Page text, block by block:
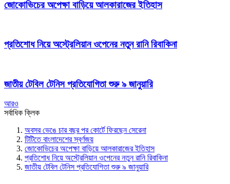
জোকোভিচের অপেক্ষা বাড়িয়ে আলকারাজের ইতিহাস
প্রতিশোধ নিয়ে অস্ট্রেলিয়ান ওপেনের নতুন রানি রিবাকিনা
জাতীয় টেবিল টেনিস প্রতিযোগিতা শুরু ৯ জানুয়ারি
আরও
সর্বাধিক ক্লিক
অবসর ভেঙে চার বছর পর কোর্টে ফিরছেন সেরেনা
টিটিতে বাংলাদেশের স্বর্ণজয়
জোকোভিচের অপেক্ষা বাড়িয়ে আলকারাজের ইতিহাস
প্রতিশোধ নিয়ে অস্ট্রেলিয়ান ওপেনের নতুন রানি রিবাকিনা
জাতীয় টেবিল টেনিস প্রতিযোগিতা শুরু ৯ জানুয়ারি